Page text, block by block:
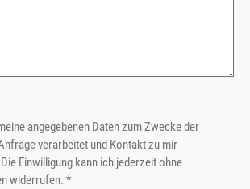
angegebenen Daten zum Zwecke der
verarbeitet und Kontakt zu mir
Einwilligung kann ich jederzeit ohne
widerrufen. *